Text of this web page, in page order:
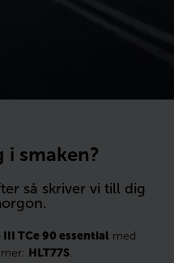
i smaken?
så skriver vi till dig
III TCe 90 essential med
HLT77S.